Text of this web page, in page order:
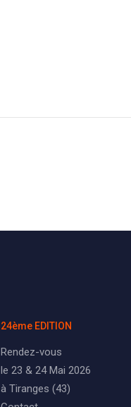
24ème EDITION
Rendez-vous
le 23 & 24 Mai 2026
à Tiranges (43)